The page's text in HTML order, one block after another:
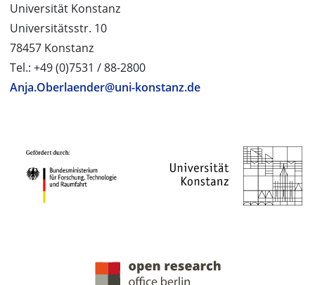
Universität Konstanz
Universitätsstr. 10
78457 Konstanz
Tel.: +49 (0)7531 / 88-2800
Anja.Oberlaender@uni-konstanz.de